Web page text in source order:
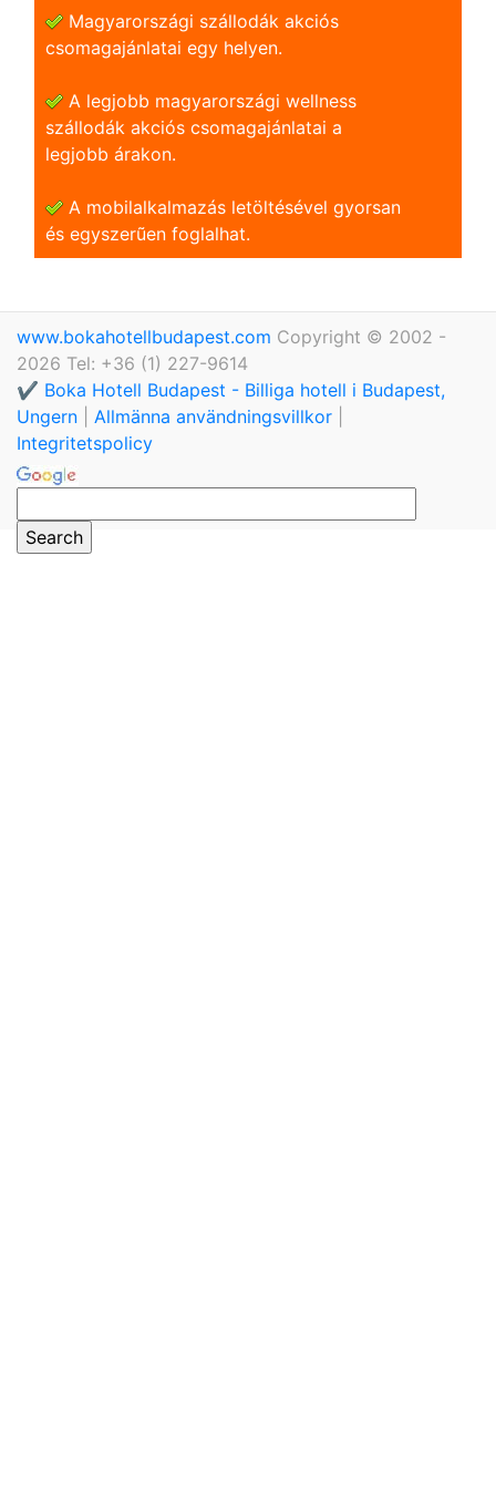
Magyarországi szállodák akciós
csomagajánlatai egy helyen.
A legjobb magyarországi wellness
szállodák akciós csomagajánlatai a
legjobb árakon.
A mobilalkalmazás letöltésével gyorsan
és egyszerũen foglalhat.
www.bokahotellbudapest.com Copyright © 2002 -
2026 Tel: +36 (1) 227-9614
✔️ Boka Hotell Budapest - Billiga hotell i Budapest,
Ungern
Allmänna användningsvillkor
Integritetspolicy